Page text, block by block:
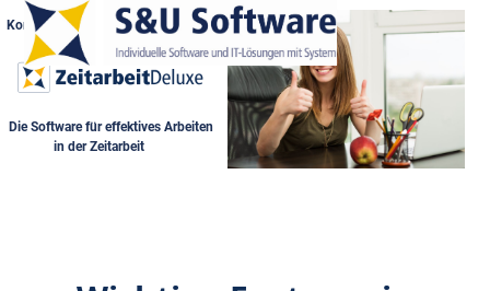
Skip
to
content
Open
mobile
menu
Close
mobile
menu
Kompliziertes Arbeiten war gestern!
Die Software für effektives Arbeiten
in der Zeitarbeit